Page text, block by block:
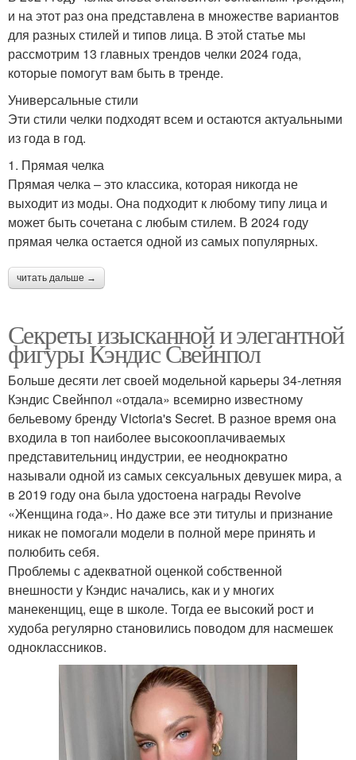
и на этот раз она представлена в множестве вариантов
для разных стилей и типов лица. В этой статье мы
рассмотрим 13 главных трендов челки 2024 года,
которые помогут вам быть в тренде.
Универсальные стили
Эти стили челки подходят всем и остаются актуальными
из года в год.
1. Прямая челка
Прямая челка – это классика, которая никогда не
выходит из моды. Она подходит к любому типу лица и
может быть сочетана с любым стилем. В 2024 году
прямая челка остается одной из самых популярных.
читать дальше →
Секреты изысканной и элегантной
фигуры Кэндис Свейнпол
Больше десяти лет своей модельной карьеры 34-летняя
Кэндис Свейнпол «отдала» всемирно известному
бельевому бренду Victoria's Secret. В разное время она
входила в топ наиболее высокооплачиваемых
представительниц индустрии, ее неоднократно
называли одной из самых сексуальных девушек мира, а
в 2019 году она была удостоена награды Revolve
«Женщина года». Но даже все эти титулы и признание
никак не помогали модели в полной мере принять и
полюбить себя.
Проблемы с адекватной оценкой собственной
внешности у Кэндис начались, как и у многих
манекенщиц, еще в школе. Тогда ее высокий рост и
худоба регулярно становились поводом для насмешек
одноклассников.